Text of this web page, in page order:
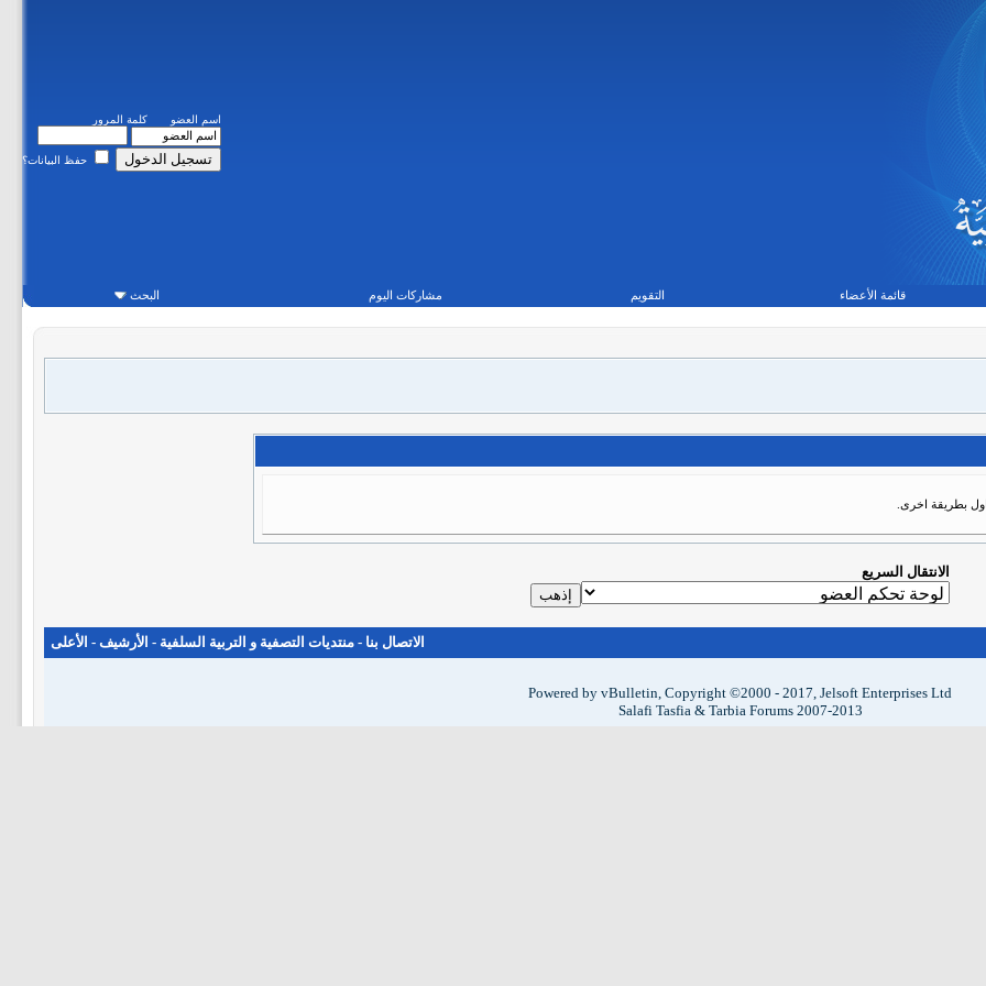
اسم العضو كلمة المرور
حفظ البيانات؟
قائمة الأعضاء التقويم مشاركات اليوم البحث
بطريقة اخرى.
الانتقال السريع
الاتصال بنا - منتديات التصفية و التربية السلفية - الأرشيف - الأعلى
Powered by vBulletin, Copyright ©2000 - 2017, Jelsoft Enterprises Ltd
Salafi Tasfia & Tarbia Forums 2007-2013